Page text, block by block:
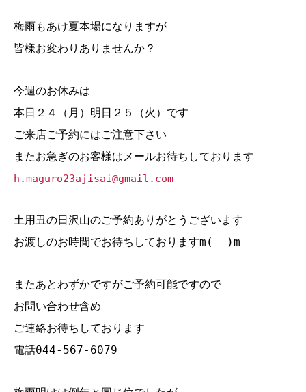
梅雨もあけ夏本場になりますが
皆様お変わりありませんか？
今週のお休みは
本日２４（月）明日２５（火）です
ご来店ご予約にはご注意下さい
またお急ぎのお客様はメールお待ちしております
h.maguro23ajisai@gmail.com
土用丑の日沢山のご予約ありがとうございます
お渡しのお時間でお待ちしておりますm(__)m
またあとわずかですがご予約可能ですので
お問い合わせ含め
ご連絡お待ちしております
電話044‐567‐6079